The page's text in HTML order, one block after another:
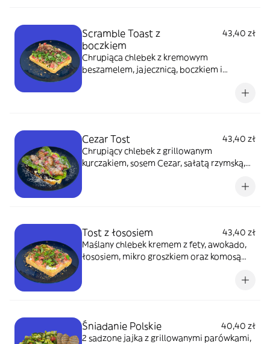
Scramble Toast z
boczkiem
43,40 zł
Chrupiąca chlebek z kremowym
beszamelem, jajecznicą, boczkiem i
Cezar Tost
43,40 zł
Chrupiący chlebek z grillowanym
kurczakiem, sosem Cezar, sałatą rzymską,
Tost z łososiem
43,40 zł
Maślany chlebek kremem z fety, awokado,
łososiem, mikro groszkiem oraz komosą
Śniadanie Polskie
40,40 zł
2 sadzone jajka z grillowanymi parówkami,